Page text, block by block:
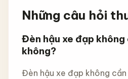
Những câu hỏi
Đèn hậu xe đạp không
không?
Đèn hậu xe đạp không